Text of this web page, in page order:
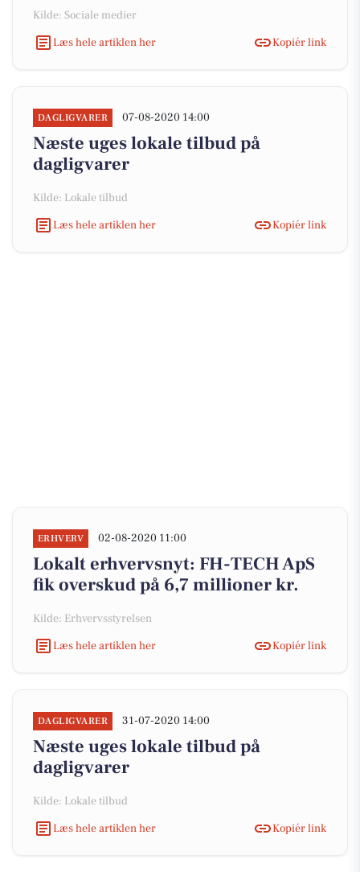
Kilde: Sociale medier
Læs hele artiklen her
Kopiér link
DAGLIGVARER 07-08-2020 14:00
Næste uges lokale tilbud på
dagligvarer
Kilde: Lokale tilbud
Læs hele artiklen her
Kopiér link
ERHVERV 02-08-2020 11:00
Lokalt erhvervsnyt: FH-TECH ApS
fik overskud på 6,7 millioner kr.
Kilde: Erhvervsstyrelsen
Læs hele artiklen her
Kopiér link
DAGLIGVARER 31-07-2020 14:00
Næste uges lokale tilbud på
dagligvarer
Kilde: Lokale tilbud
Læs hele artiklen her
Kopiér link